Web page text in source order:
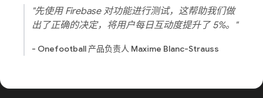
"先使用 Firebase 对功能进行测试，这帮助我们做
出了正确的决定，将用户每日互动度提升了 5%。"
- Onefootball 产品负责人 Maxime Blanc-Strauss